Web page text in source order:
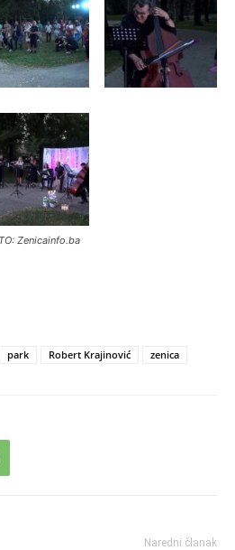
Zenicainfo.ba
park Robert Krajinović zenica
Naredni članak